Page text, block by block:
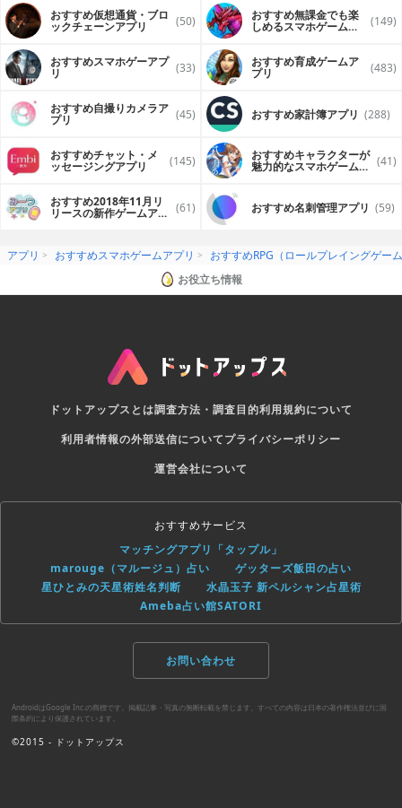
おすすめ仮想通貨・ブロ
ックチェーンアプリ (50) おすすめ無課金でも楽
しめるスマホゲームア (149)
おすすめスマホゲーアプ
リ (33) おすすめ育成ゲームア
プリ (483)
おすすめ自撮りカメラア
プリ (45) おすすめ家計簿アプリ (288)
おすすめチャット・メ
ッセージングアプリ (145) おすすめキャラクターが
魅力的なスマホゲームア (41)
おすすめ2018年11月リ
リースの新作ゲームアプ (61) おすすめ名刺管理アプリ (59)
アプリ おすすめスマホゲームアプリ
おすすめRPG（ロールプレイングゲー
お役立ち情報
ドットアップスとは調査方法・調査目的利用規約について
利用者情報の外部送信についてプライバシーポリシー
運営会社について
おすすめサービス
マッチングアプリ「タップル」
marouge（マルージュ）占い
ゲッターズ飯田の占い
星ひとみの天星術姓名判断
水晶玉子 新ペルシャン占星術
Ameba占い館SATORI
お問い合わせ
AndroidはGoogle Inc.の商標です。掲載記事・写真の無断転載を禁じます。すべての内容は日本の著作権法並びに国
際条約により保護されています。
©2015 - ドットアップス